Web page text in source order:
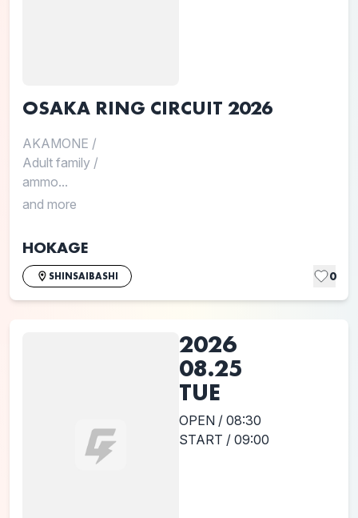
OSAKA RING CIRCUIT 2026
AKAMONE /
Adult family /
ammo...
and more
HOKAGE
SHINSAIBASHI 0
2026
08.25
TUE
OPEN / 08:30
START / 09:00